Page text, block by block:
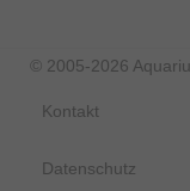
© 2005-2026
Kontakt
Datenschutz